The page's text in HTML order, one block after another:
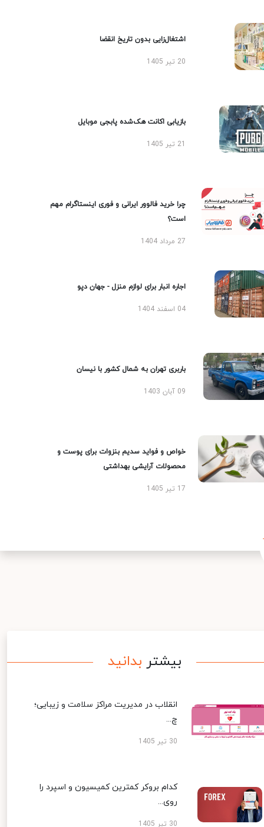
اشتغال‌زایی بدون تاریخ انقضا
20 تیر 1405
بازیابی اکانت هک‌شده پابجی موبایل
چرا خرید فالوور ایرانی و فوری اینستاگرام مهم
است؟
27 مرداد 1404
اجاره انبار برای لوازم منزل - جهان دپو
04 اسفند 1404
باربری تهران به شمال کشور با نیسان
09 آبان 1403
خواص و فواید سدیم بنزوات برای پوست و
محصولات آرایشی بهداشتی
17 تیر 1405
بیشتر بدانید
انقلاب در مدیریت مراکز سلامت و زیبایی؛
چ...
30 تیر 1405
کدام بروکر کمترین کمیسیون و اسپرد را
روی...
30 تیر 1405